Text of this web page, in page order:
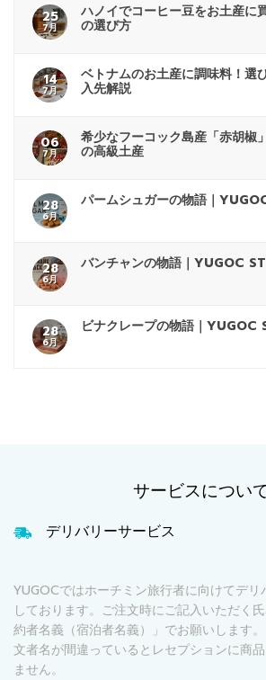
25
7月
ハノイでコーヒー豆をお土産に
の選び方
14
7月
ベトナムのお土産に調味料！選
入先解説
06
7月
希少なフーコック島産「赤胡椒
の高級土産
28
6月
パームシュガーの物語｜
28
6月
バンチャンの物語｜YUGOC
28
6月
ビナクレープの物語｜YUGOC
サービスについ
デリバリーサービス
YUGOCではホーチミン旅行者に向けてデ
しております。ご注文時にご記入いただく
約者名義（宿泊者名義）」でお願いします
文者名が間違っているとレセプションに商
ません。